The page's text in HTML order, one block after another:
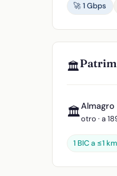
🚀 1 Gbps
🏛️
🏛️Almagro
otro · a
1 BIC a ≤1 km